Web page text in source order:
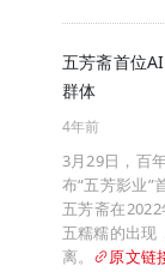
五芳斋首位
群体
4年前
3月29日，百
布“五芳影业”
五芳斋在
五糯糯的出现
离。
原文链